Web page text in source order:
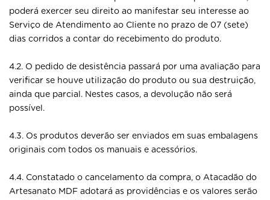
poderá exercer seu direito ao manifestar seu interesse ao
Serviço de Atendimento ao Cliente no prazo de 07 (sete)
dias corridos a contar do recebimento do produto.
4.2. O pedido de desistência passará por uma avaliação para
verificar se houve utilização do produto ou sua destruição,
ainda que parcial. Nestes casos, a devolução não será
possível.
4.3. Os produtos deverão ser enviados em suas embalagens
originais com todos os manuais e acessórios.
4.4. Constatado o cancelamento da compra, o Atacadão do
Artesanato MDF adotará as providências e os valores serão